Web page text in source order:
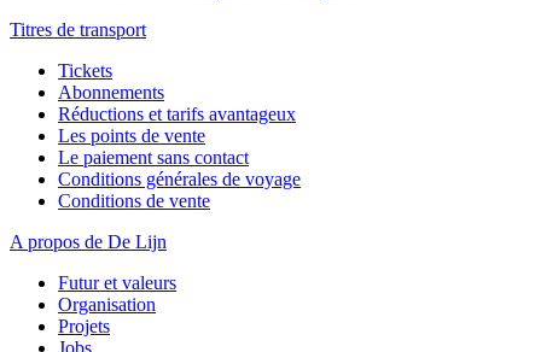
Titres de transport
Tickets
Abonnements
Réductions et tarifs avantageux
Les points de vente
Le paiement sans contact
Conditions générales de voyage
Conditions de vente
A propos de De Lijn
Futur et valeurs
Organisation
Projets
Jobs